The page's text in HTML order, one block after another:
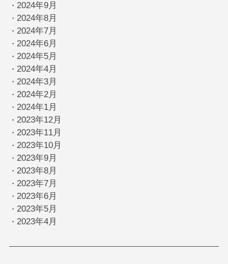
・ 2024年9月
・ 2024年8月
・ 2024年7月
・ 2024年6月
・ 2024年5月
・ 2024年4月
・ 2024年3月
・ 2024年2月
・ 2024年1月
・ 2023年12月
・ 2023年11月
・ 2023年10月
・ 2023年9月
・ 2023年8月
・ 2023年7月
・ 2023年6月
・ 2023年5月
・ 2023年4月